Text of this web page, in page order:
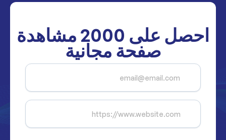
احصل على 2000 مشاهدة
صفحة مجانية